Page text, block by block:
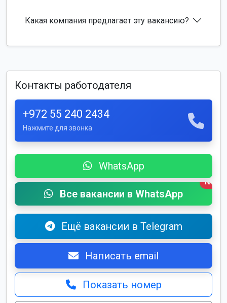
Какая компания предлагает эту вакансию?
Контакты работодателя
+972 55 240 2434
Нажмите для звонка
WhatsApp
Все вакансии в WhatsApp
New
Ещё вакансии в Telegram
Написать email
Показать номер